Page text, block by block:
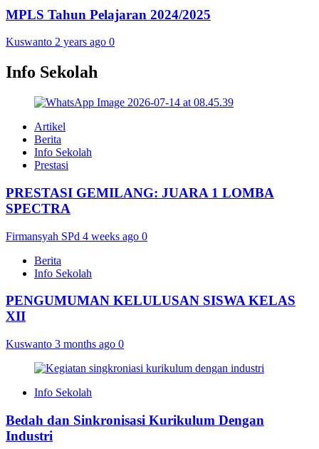
MPLS Tahun Pelajaran 2024/2025
Kuswanto 2 years ago 0
Info Sekolah
Artikel
Berita
Info Sekolah
Prestasi
PRESTASI GEMILANG: JUARA 1 LOMBA
SPECTRA
Firmansyah SPd 4 weeks ago 0
Berita
Info Sekolah
PENGUMUMAN KELULUSAN SISWA KELAS
XII
Kuswanto 3 months ago 0
Info Sekolah
Bedah dan Sinkronisasi Kurikulum Dengan
Industri